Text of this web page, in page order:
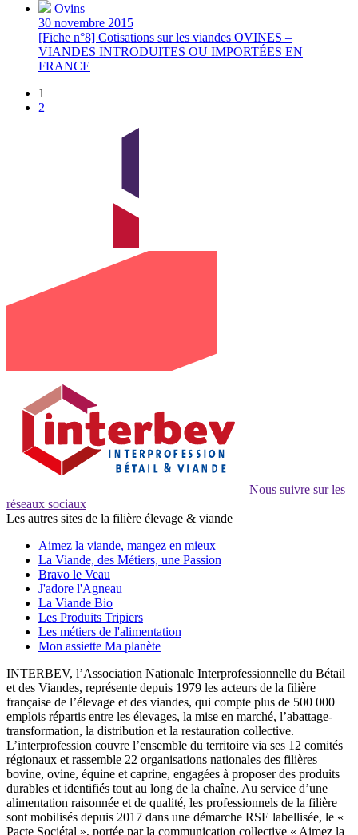
Ovins
30 novembre 2015
[Fiche n°8] Cotisations sur les viandes OVINES –
VIANDES INTRODUITES OU IMPORTÉES EN
FRANCE
1
2
Nous suivre sur les
réseaux sociaux
Les autres sites de la filière élevage & viande
Aimez la viande, mangez en mieux
La Viande, des Métiers, une Passion
Bravo le Veau
J'adore l'Agneau
La Viande Bio
Les Produits Tripiers
Les métiers de l'alimentation
Mon assiette Ma planète
INTERBEV, l’Association Nationale Interprofessionnelle du Bétail
et des Viandes, représente depuis 1979 les acteurs de la filière
française de l’élevage et des viandes, qui compte plus de 500 000
emplois répartis entre les élevages, la mise en marché, l’abattage-
transformation, la distribution et la restauration collective.
L’interprofession couvre l’ensemble du territoire via ses 12 comités
régionaux et rassemble 22 organisations nationales des filières
bovine, ovine, équine et caprine, engagées à proposer des produits
durables et identifiés tout au long de la chaîne. Au service d’une
alimentation raisonnée et de qualité, les professionnels de la filière
sont mobilisés depuis 2017 dans une démarche RSE labellisée, le «
Pacte Sociétal », portée par la communication collective « Aimez la